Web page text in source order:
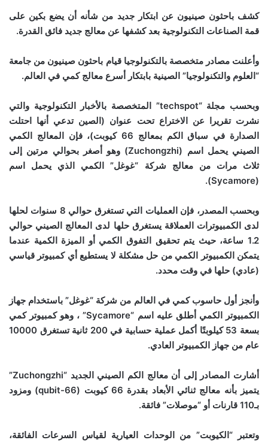
كشف باحثون صينيون عن ابتكار جديد من شأنه أن يضع بكين على
قمة الصناعات التكنولوجية بعد كشفها عن معالج جديد فائق القدرة.
وأعلنت مصادر متخصصة بالتكنولوجيا قيام باحثون صينيون من جامعة
“العلوم والتكنولوجيا” الصينية بابتكار أسرع معالج كمي في العالم.
وبحسب مجلة “techspot” المتخصصة بالأخبار التكنولوجية والتي
نشرت تقريرا عن الاختراع تحت عنوان (الصين تدعي أنها احتلت
الصدارة في سباق الكم بمعالج 66 كيوبت)، فإن المعالج الكمي
الصيني يحمل اسم (Zuchongzhi) وهو أصغر بحوالي مرتين إلى
ثلاث مرات من معالج شركة “غوغل” الكمي الذي يحمل اسم
(Sycamore).
وبحسب المصدر، فإن العمليات التي تستغرق حوالي 8 سنوات لحلها
لدى الكمبيوترات العملاقة يستغرق حلها لدى المعالج الصيني حوالي
1.2 ساعة، حيث يتم تحقيق التفوق الكمي أو الميزة الكمية عندما
يتمكن الكمبيوتر الكمي من حل مشكلة لا يستطيع أي كمبيوتر قياسي
(عادي) حلها في وقت محدد.
وأنجز أول حاسوب كمي في العالم من شركة “غوغل” باستخدام جهاز
الكمبيوتر الكمي أطلق عليه اسم “Sycamore” ، وهو كمبيوتر كمي
بسعة 53 كيلوبتًا أكمل عملية حسابية في 200 ثانية تستغرق 10000
عام من جهاز الكمبيوتر العادي.
أشارت المصادر إلى أن معالج الكم الصيني الجديد “Zuchongzhi”
يتميز بأنه معالج ثنائي الأبعاد بقدرة 66 كيوبت (66-qubit) ومزود
بـ110 قارنات أو “موصلات” فائقة.
وتعتبر “الكيوبت” من الوحدات العيارية لقياس السرعات الفائقة،